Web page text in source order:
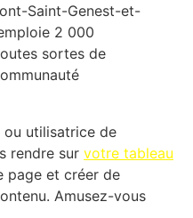
Saint-Genest-et-
2 000
sortes de
ou utilisatrice de
rendre sur votre tableau
page et créer de
Amusez-vous